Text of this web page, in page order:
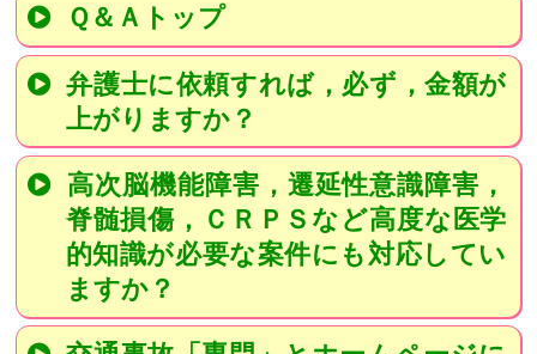
Ｑ＆Ａトップ
弁護士に依頼すれば，必ず，金額が
上がりますか？
高次脳機能障害，遷延性意識障害，
脊髄損傷，ＣＲＰＳなど高度な医学
的知識が必要な案件にも対応してい
ますか？